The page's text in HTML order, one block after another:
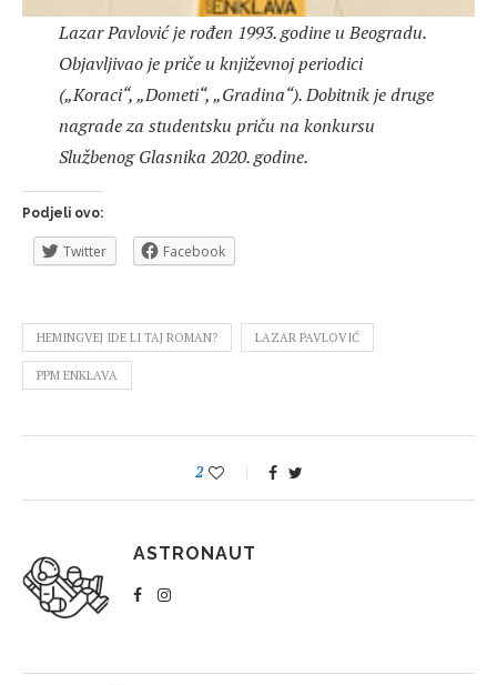
Lazar Pavlović je rođen 1993. godine u Beogradu.
Objavljivao je priče u književnoj periodici
(„Koraci“, „Dometi“, „Gradina“). Dobitnik je druge
nagrade za studentsku priču na konkursu
Službenog Glasnika 2020. godine.
Podjeli ovo:
Twitter Facebook
HEMINGVEJ IDE LI TAJ ROMAN? LAZAR PAVLOVIĆ
PPM ENKLAVA
2
ASTRONAUT